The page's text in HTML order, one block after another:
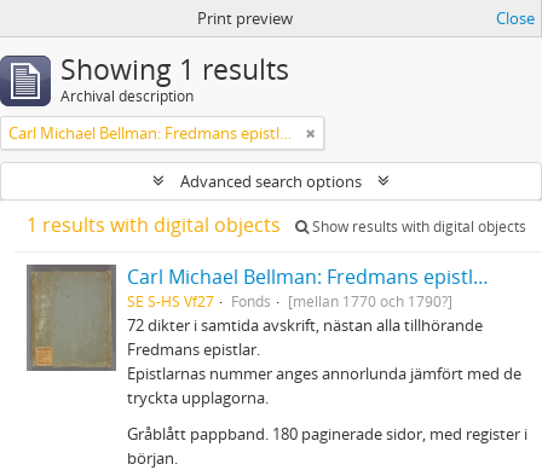
Print preview Close
Showing 1 results
Archival description
Carl Michael Bellman: Fredmans epistlar m.m.
Advanced search options
1 results with digital objects Show results with digital objects
Carl Michael Bellman: Fredmans epistlar m.m.
SE S-HS Vf27 Fonds [mellan 1770 och 1790?]
72 dikter i samtida avskrift, nästan alla tillhörande
Fredmans epistlar.
Epistlarnas nummer anges annorlunda jämfört med de
tryckta upplagorna.
Gråblått pappband. 180 paginerade sidor, med register i
början.